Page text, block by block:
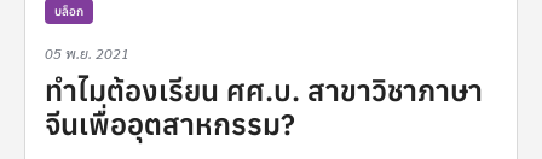
บล็อก
05 พ.ย. 2021
ทำไมต้องเรียน ศศ.บ. สาขาวิชาภาษา
จีนเพื่ออุตสาหกรรม?